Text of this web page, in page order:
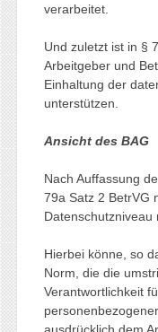
verarbeitet.
Und zuletzt ist in §
Arbeitgeber und
Einhaltung der
unterstützen.
Ansicht des BAG
Nach Auffassung
79a Satz 2 BetrVG
Datenschutzniveau
Hierbei könne, so
Norm, die die
Verantwortlichkeit
ausdrücklich dem